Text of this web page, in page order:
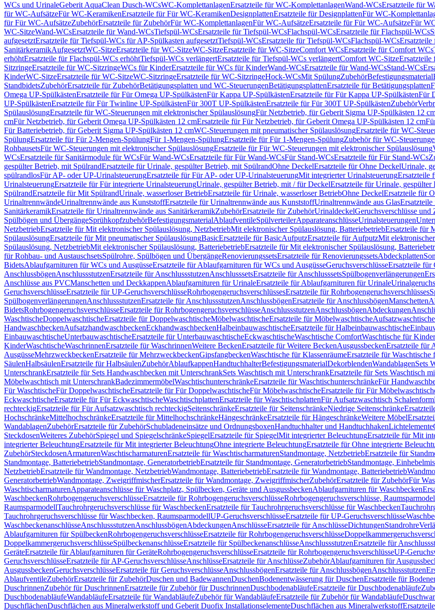
WCs und UrinaleGeberit AquaClean Dusch-WCsWC-KomplettanlagenErsatzteile für WC-KomplettanlagenWand-WCsErsatzteile für
für WC-AufsätzeFür WC-KeramikenErsatzteile für Für WC-KeramikenDesignplattenErsatzteile für DesignplattenFür WC-
für Für WC-AufsätzeZubehörErsatzteile für ZubehörFür WC-KomplettanlagenFür WC-AufsätzeErsatzteile für Für WC-AufsätzeFür
WC-SitzeWand-WCsErsatzteile für Wand-WCsTiefspül-WCsErsatzteile für Tiefspül-WCsFlachspül-WCsErsatzteile für Flachspül-WCs
aufgesetztErsatzteile für Tiefspül-WCs für AP-Spülkasten aufgesetztTiefspül-WCsErsatzteile für Tiefspül-WCsFlachspül-WCs
SanitärkeramikAufgesetztWC-SitzeErsatzteile für WC-SitzeWC-SitzeErsatzteile für WC-SitzeComfort WCsErsatzteile für Comfort WCs
erhöhtErsatzteile für Flachspül-WCs erhöhtTiefspül-WCs verlängertErsatzteile für Tiefspül-WCs verlängertComfort WC-SitzeErsatzteile
SitzringeErsatzteile für WC-SitzringeWCs für KinderErsatzteile für WCs für KinderWand-WCsErsatzteile für Wand-WCsStand-WCs
KinderWC-SitzeErsatzteile für WC-SitzeWC-SitzringeErsatzteile für WC-SitzringeHock-WCsMit SpülungZubehörBefestigungsmaterial
StandbidetsZubehörErsatzteile für ZubehörBetätigungsplatten und WC-SteuerungenBetätigungsplattenErsatzteile für Betätigungsplatten
Omega UP-SpülkästenErsatzteile für Für Omega UP-SpülkästenFür Kappa UP-SpülkästenErsatzteile für Für Kappa UP-SpülkästenFür
UP-SpülkästenErsatzteile für Für Twinline UP-SpülkästenFür 300T UP-SpülkästenErsatzteile für Für 300T UP-SpülkästenZubehör
SpülauslösungErsatzteile für WC-Steuerungen mit elektronischer SpülauslösungFür Netzbetrieb, für Geberit Sigma UP-Spülkästen 12
cmFür Netzbetrieb, für Geberit Omega UP-Spülkästen 12 cmErsatzteile für Für Netzbetrieb, für Geberit Omega UP-Spülkästen 12 cm
Für Batteriebetrieb, für Geberit Sigma UP-Spülkästen 12 cmWC-Steuerungen mit pneumatischer SpülauslösungErsatzteile für WC-
SpülungErsatzteile für Für 2-Mengen-SpülungFür 1-Mengen-SpülungErsatzteile für Für 1-Mengen-SpülungZubehör für WC-
RohbausetsFür WC-Steuerungen mit elektronischer SpülauslösungErsatzteile für Für WC-Steuerungen mit elektronischer Spülauslösung
WCsErsatzteile für Sanitärmodule für WCsFür Wand-WCsErsatzteile für Für Wand-WCsFür Stand-WCsErsatzteile für Für Stand-WCs
gespülter Betrieb, mit SpülrandErsatzteile für Urinale, gespülter Betrieb, mit SpülrandOhne DeckelErsatzteile für Ohne DeckelUrinale,
spülrandlosFür AP- oder UP-UrinalsteuerungErsatzteile für Für AP- oder UP-UrinalsteuerungMit integrierter UrinalsteuerungErsatzteile
UrinalsteuerungErsatzteile für Für integrierte UrinalsteuerungUrinale, gespülter Betrieb, mit / für DeckelErsatzteile für Urinale,
SpülrandErsatzteile für Mit SpülrandUrinale, wasserloser BetriebErsatzteile für Urinale, wasserloser BetriebOhne DeckelErsatzteile für
UrinaltrennwändeUrinaltrennwände aus KunststoffErsatzteile für Urinaltrennwände aus KunststoffUrinaltrennwände aus Glas
SanitärkeramikErsatzteile für Urinaltrennwände aus SanitärkeramikZubehörErsatzteile für ZubehörUrinaldeckelGeruchsverschlüsse und
Spülbögen und ÜbergängeSprühkopfzubehörBefestigungsmaterialAblaufventileSpülverteilerApparateanschlüsseUrinalsteuerungen
NetzbetriebErsatzteile für Mit elektronischer Spülauslösung, NetzbetriebMit elektronischer Spülauslösung, BatteriebetriebErsatzteile für
SpülauslösungErsatzteile für Mit pneumatischer SpülauslösungBasicErsatzteile für BasicAufputzErsatzteile für AufputzMit
Spülauslösung, NetzbetriebMit elektronischer Spülauslösung, BatteriebetriebErsatzteile für Mit elektronischer Spülauslösung,
für Rohbau- und AustauschsetsSpülrohre, Spülbögen und ÜbergängeRenovierungssetsErsatzteile für RenovierungssetsAbdeckplatten
BidetsAblaufgarnituren für WCs und AusgüsseErsatzteile für Ablaufgarnituren für WCs und AusgüsseGeruchsverschlüsseErsatzteile für
AnschlussbögenAnschlussstutzenErsatzteile für AnschlussstutzenAnschlusssetsErsatzteile für AnschlusssetsSpülbogenverlängerungen
Anschlüsse aus PVCManschetten und DeckkappenAblaufgarnituren für UrinaleErsatzteile für Ablaufgarnituren für Urinale
GeruchsverschlüsseErsatzteile für UP-GeruchsverschlüsseRohrbogengeruchsverschlüssesErsatzteile für Rohrbogengeruchsverschlüsses
SpülbogenverlängerungenAnschlussstutzenErsatzteile für AnschlussstutzenAnschlussbögenErsatzteile für AnschlussbögenManschetten
BidetsRohrbogengeruchsverschlüsseErsatzteile für RohrbogengeruchsverschlüsseAnschlussstutzenAnschlussbögenAbdeckungen
WaschtischeDoppelwaschtischeErsatzteile für DoppelwaschtischeMöbelwaschtischeErsatzteile für MöbelwaschtischeAufsatzwaschtische
HandwaschbeckenAufsatzhandwaschbeckenEckhandwaschbeckenHalbeinbauwaschtischeErsatzteile für Halbeinbauwaschtische
EinbauwaschtischeUnterbauwaschtischeErsatzteile für UnterbauwaschtischeEckwaschtischeWaschtische ComfortWaschtische für Kinder
KinderWaschtischeWaschrinnenErsatzteile für WaschrinnenWeitere BeckenErsatzteile für Weitere BeckenAusgussbeckenErsatzteile für
AusgüsseMehrzweckbeckenErsatzteile für MehrzweckbeckenGipsfangbeckenWaschtische für KlassenräumeErsatzteile für Waschtische
SäulenHalbsäulenErsatzteile für HalbsäulenZubehörAblaufkappenHandtuchhalterBefestigungsmaterialDekorblendenWandablagenSets
UnterschrankErsatzteile für Sets Handwaschbecken mit UnterschrankSets Waschtisch mit UnterschrankErsatzteile für Sets Waschtisch
Möbelwaschtisch mit UnterschrankBadezimmermöbelWaschtischunterschränkeErsatzteile für WaschtischunterschränkeFür
Für WaschtischeFür DoppelwaschtischeErsatzteile für Für DoppelwaschtischeFür MöbelwaschtischeErsatzteile für Für
EckwaschtischeErsatzteile für Für EckwaschtischeWaschtischplattenErsatzteile für WaschtischplattenFür Aufsatzwaschtisch Schalenform
rechteckigErsatzteile für Für Aufsatzwaschtisch rechteckigSeitenschränkeErsatzteile für SeitenschränkeNiedrige Seitenschränke
HochschränkeMittelhochschränkeErsatzteile für MittelhochschränkeHängeschränkeErsatzteile für HängeschränkeWeitere Möbel
WandablagenZubehörErsatzteile für ZubehörSchubladeneinsätze und OrdnungsboxenHandtuchhalter und HandtuchhakenLichtelemente
SteckdosenWeiteres ZubehörSpiegel und SpiegelschränkeSpiegelErsatzteile für SpiegelMit integrierter BeleuchtungErsatzteile für Mit
integrierter BeleuchtungErsatzteile für Mit integrierter BeleuchtungOhne integrierte BeleuchtungErsatzteile für Ohne integrierte
ZubehörSteckdosenArmaturenWaschtischarmaturenErsatzteile für WaschtischarmaturenStandmontage, NetzbetriebErsatzteile für
Standmontage, BatteriebetriebStandmontage, GeneratorbetriebErsatzteile für Standmontage, GeneratorbetriebStandmontage,
NetzbetriebErsatzteile für Wandmontage, NetzbetriebWandmontage, BatteriebetriebErsatzteile für Wandmontage, Batteriebetrieb
GeneratorbetriebWandmontage, ZweigriffmischerErsatzteile für Wandmontage, ZweigriffmischerZubehörErsatzteile für ZubehörFür
WaschtischarmaturenApparateanschlüsse für Waschplatz, Spülbecken, Geräte und AusgussbeckenAblaufgarnituren für Waschbecken
WaschbeckenRohrbogengeruchsverschlüsseErsatzteile für RohrbogengeruchsverschlüsseRohrbogengeruchsverschlüsse,
RaumsparmodellTauchrohrgeruchsverschlüsse für WaschbeckenErsatzteile für Tauchrohrgeruchsverschlüsse für Waschbecken
Tauchrohrgeruchsverschlüsse für Waschbecken, RaumsparmodellUP-GeruchsverschlüsseErsatzteile für UP-Geruchsverschlüsse
WaschbeckenanschlüsseAnschlussstutzenAnschlussbögenAbdeckungenAnschlüsseErsatzteile für AnschlüsseDichtungenStandrohre
Ablaufgarnituren für SpülbeckenRohrbogengeruchsverschlüsseErsatzteile für Rohrbogengeruchsverschlüsse
DoppelkammergeruchsverschlüsseSpülbeckenanschlüsseErsatzteile für SpülbeckenanschlüsseAnschlussstutzenErsatzteile für
GeräteErsatzteile für Ablaufgarnituren für GeräteRohrbogengeruchsverschlüsseErsatzteile für RohrbogengeruchsverschlüsseUP-
GeruchsverschlüsseErsatzteile für AP-GeruchsverschlüsseAnschlüsseErsatzteile für AnschlüsseZubehörAblaufgarnituren für
AusgussbeckenGeruchsverschlüsseErsatzteile für GeruchsverschlüsseAnschlussbögenErsatzteile für AnschlussbögenAnschlussstutzen
AblaufventileZubehörErsatzteile für ZubehörDuschen und BadewannenDuschenBodenentwässerung für DuschenErsatzteile für
DuschrinnenZubehör für DuschrinnenErsatzteile für Zubehör für DuschrinnenDuschbodenabläufeErsatzteile für Duschbodenabläufe
DuschbodenabläufeWandabläufeErsatzteile für WandabläufeZubehör für WandabläufeErsatzteile für Zubehör für Wandabläufe
DuschflächenDuschflächen aus Mineralwerkstoff und Geberit Duofix InstallationselementeDuschflächen aus Mineralwerkstoff